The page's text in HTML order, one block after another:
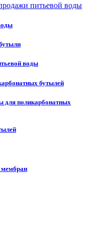
питьевой воды
воды
бутылей
для поликарбонатных